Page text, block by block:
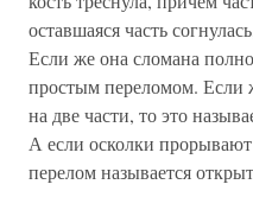
оставшаяся часть
Если же она сломана
простым переломом. Если
на две части, то это
А если осколки
перелом называется